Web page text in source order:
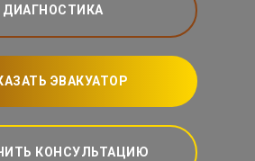
ДИАГНОСТИКА
ЭВАКУАТОР
КОНСУЛЬТАЦИЮ